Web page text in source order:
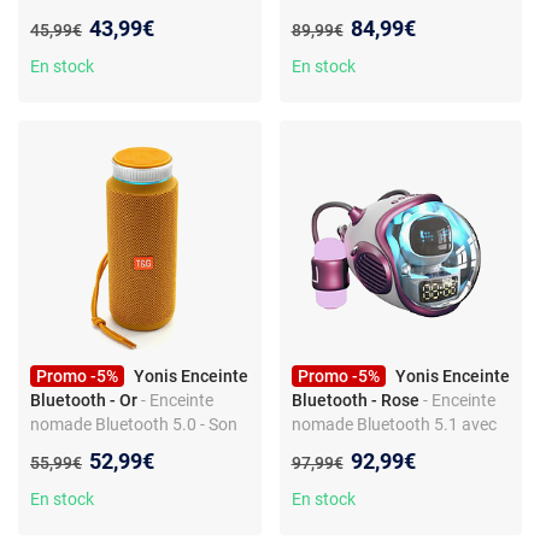
batterie intégrée
Ancien prix :
45,99€ Nouveau prix :
43,99€
En stock
AUX 3,5 mm - SNR 85 dB -
Batterie intégrée - Appels
Ancien prix :
89,99€ Nouveau prix :
84,99€
En stock
Promo -5%
Yonis Enceinte
Bluetooth - Or- Enceinte
nomade Bluetooth 5.0 - Son
Micro mains libres - Entrée
AUX et USB - 10 W -
Ancien prix :
55,99€ Nouveau prix :
52,99€
En stock
Promo -5%
Yonis Enceinte
Bluetooth - Rose - Enceinte
nomade Bluetooth 5.1 avec
— stéréo 2.0 — FM — USB-C
— appels mains libres —
Ancien prix :
97,99€ Nouveau prix :
92,99€
En stock